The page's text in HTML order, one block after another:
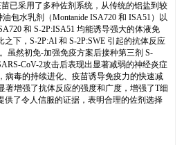
已采用了多种佐剂系统，从传统的铝盐到较
水乳剂（Montanide ISA720 和 ISA51）以
和 S-2P:ISA51 均能诱导强大的体液免
下，S-2P:Al 和 S-2P:SWE 引起的抗体反应
虽然初免-加强免疫方案后接种第三剂 S-
CoV-2攻击后表现出显著减弱的神经炎症
病毒的持续进化、疫苗诱导免疫力的快速减
增强了抗体反应的强度和广度，增强了T细
了令人信服的证据，表明合理的佐剂选择